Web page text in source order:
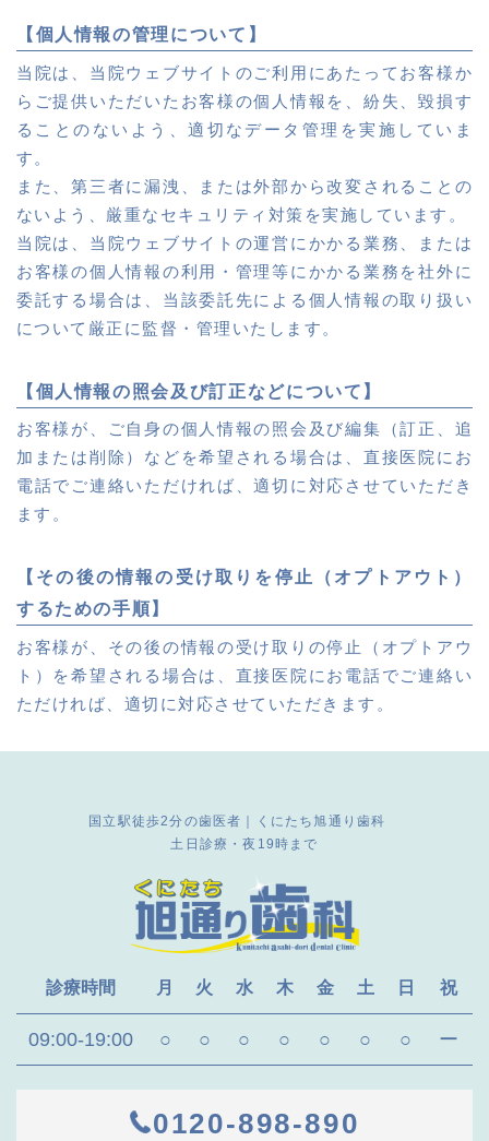
【個人情報の管理について】
当院は、当院ウェブサイトのご利用にあたってお客様か
らご提供いただいたお客様の個人情報を、紛失、毀損す
ることのないよう、適切なデータ管理を実施していま
す。
また、第三者に漏洩、または外部から改変されることの
ないよう、厳重なセキュリティ対策を実施しています。
当院は、当院ウェブサイトの運営にかかる業務、または
お客様の個人情報の利用・管理等にかかる業務を社外に
委託する場合は、当該委託先による個人情報の取り扱い
について厳正に監督・管理いたします。
【個人情報の照会及び訂正などについて】
お客様が、ご自身の個人情報の照会及び編集（訂正、追
加または削除）などを希望される場合は、直接医院にお
電話でご連絡いただければ、適切に対応させていただき
ます。
【その後の情報の受け取りを停止（オプトアウト）
するための手順】
お客様が、その後の情報の受け取りの停止（オプトアウ
ト）を希望される場合は、直接医院にお電話でご連絡い
ただければ、適切に対応させていただきます。
国立駅徒歩2分の歯医者｜くにたち旭通り歯科
土日診療・夜19時まで
診療時間 月 火 水 木 金 土 日 祝
09:00-19:00 ○ ○ ○ ○ ○ ○ ○ ー
0120-898-890